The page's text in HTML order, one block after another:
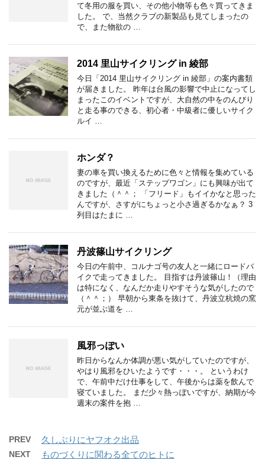
て冬用の服を買い、その他小物等も色々買ってきま
した。 で、当然クラブの新製品も見てしまったの
で、また物欲の …
2014 里山サイクリング in 綾部
今日「2014 里山サイクリング in 綾部」の案内書類
が届きました。 昨年は台風の影響で中止になってし
まったこのイベントですが、大自然の中をのんびり
と走る事のできる、初心者・中級者に優しいサイク
ルイ …
ホンダ？
妻の車を買い換えるために色々と情報を集めている
のですが、最近「ステップワゴン」にも興味が出て
きました（＾＾； 「フリード」もイイかなと思った
んですが、さすがにちょっと小さ過ぎるかなぁ？ 3
列目はたまに …
丹波篠山サイクリング
今日の午前中、コルナゴ号の友人と一緒にロードバ
イクで走ってきました。 目指すは丹波篠山！（理由
は特になく、なんだか走りやすそうな気がしたので
（＾＾；） 早朝から東条を抜けて、丹波立杭焼の窯
元が並ぶ道を …
風邪っぽい
昨日からなんか体調が悪い気がしていたのですが、
やはり風邪をひいたようです・・・。 というわけ
で、午前中だけ仕事をして、午後からは薬を飲んで
寝ていました。 まだ少々熱っぽいですが、納期が今
週末の案件を抱 …
PREV 久しぶりにヤフオク出品
NEXT ものづくりに関わる全てのヒトに